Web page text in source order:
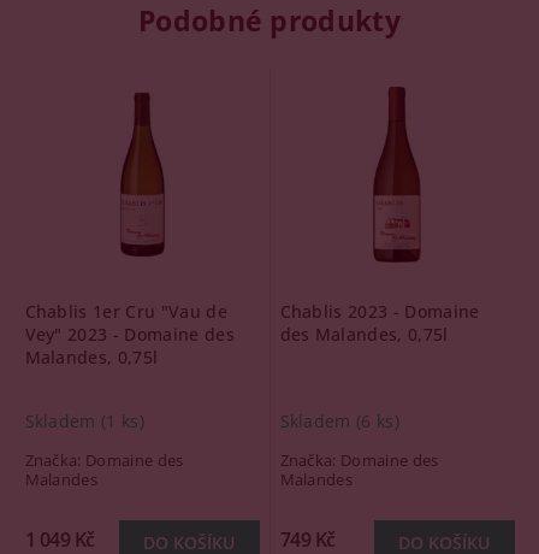
Podobné produkty
Chablis 1er Cru "Vau de
Vey" 2023 - Domaine des
Malandes, 0,75l
Skladem (1 ks)
Značka: Domaine des
Malandes
1 049 Kč
Chablis 2023 - Domaine
des Malandes, 0,75l
Skladem (6 ks)
Značka: Domaine des
Malandes
749 Kč